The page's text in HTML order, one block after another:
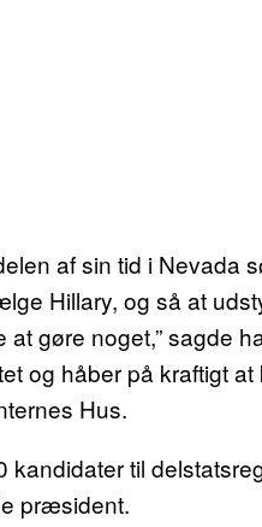
af sin tid i Nevada
Hillary, og så at
gøre noget,” sagde
og håber på kraftigt
Hus.
kandidater til
præsident.